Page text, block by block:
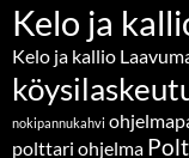
Kelo ja
Kelo ja kallio
nokipannukahvi
polttari ohjelma